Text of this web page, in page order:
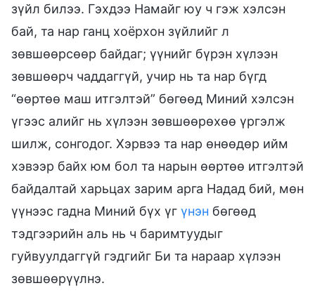
зүйл билээ. Гэхдээ Намайг юу ч гэж хэлсэн
бай, та нар ганц хоёрхон зүйлийг л
зөвшөөрсөөр байдаг; үүнийг бүрэн хүлээн
зөвшөөрч чаддаггүй, учир нь та нар бүгд
“өөртөө маш итгэлтэй” бөгөөд Миний хэлсэн
үгээс алийг нь хүлээн зөвшөөрөхөө үргэлж
шилж, сонгодог. Хэрвээ та нар өнөөдөр ийм
хэвээр байх юм бол та нарын өөртөө итгэлтэй
байдалтай харьцах зарим арга Надад бий, мөн
үүнээс гадна Миний бүх үг үнэн бөгөөд
тэдгээрийн аль нь ч баримтуудыг
гуйвуулдаггүй гэдгийг Би та нараар хүлээн
зөвшөөрүүлнэ.